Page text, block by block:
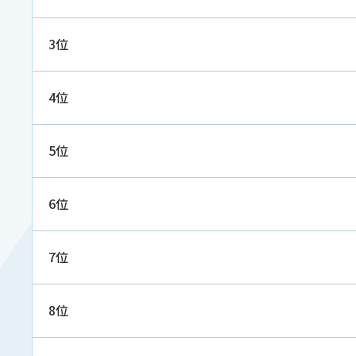
3位
4位
5位
6位
7位
8位